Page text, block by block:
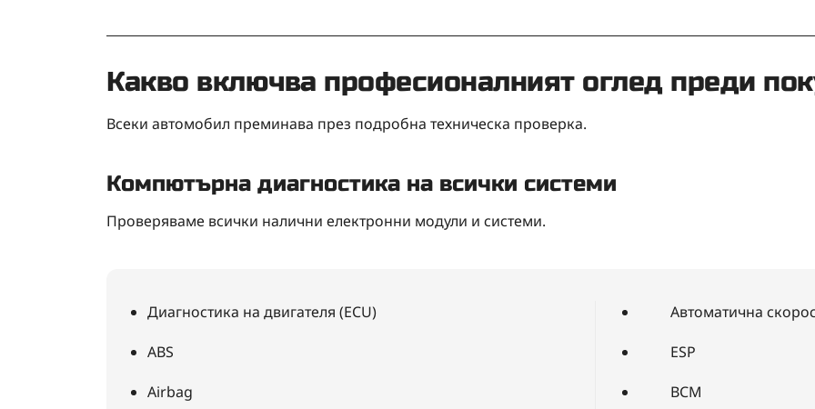
Какво включва професионалният оглед преди
Всеки автомобил преминава през подробна техническа проверка.
Компютърна диагностика на всички системи
Проверяваме всички налични електронни модули и системи.
Диагностика на двигателя (ECU)
Автоматична
ABS
ESP
Airbag
BCM